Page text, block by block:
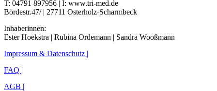
T: 04791 897956 | I: www.tri-med.de
Bördestr.47/ | 27711 Osterholz-Scharmbeck
Inhaberinnen:
Ester Hoekstra | Rubina Ordemann | Sandra Wooßmann
Impressum & Datenschutz |
FAQ |
AGB |